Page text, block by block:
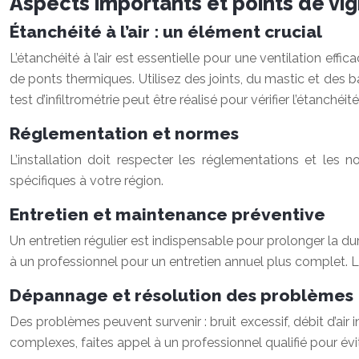
Étanchéité à l’air : un élément crucial
L’étanchéité à l’air est essentielle pour une ventilation
de ponts thermiques. Utilisez des joints, du mastic et des
test d’infiltrométrie peut être réalisé pour vérifier
Réglementation et normes
L’installation doit respecter les réglementations et les
spécifiques à votre région.
Entretien et maintenance préventive
Un entretien régulier est indispensable pour prolonger la
à un professionnel pour un entretien annuel plus complet.
Dépannage et résolution des problèmes
Des problèmes peuvent survenir : bruit excessif, débit
complexes, faites appel à un professionnel qualifié pour